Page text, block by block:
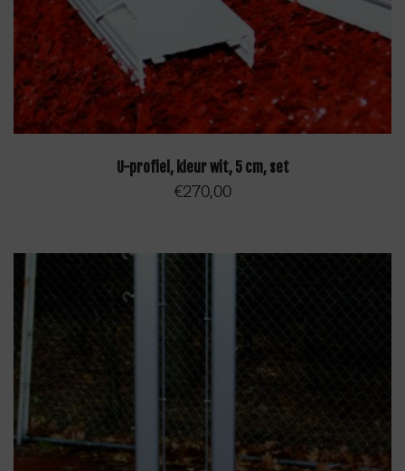
TOEVOEGEN AAN WINKELWAGEN
U-profiel, kleur wit, 5 cm, set
€270,00